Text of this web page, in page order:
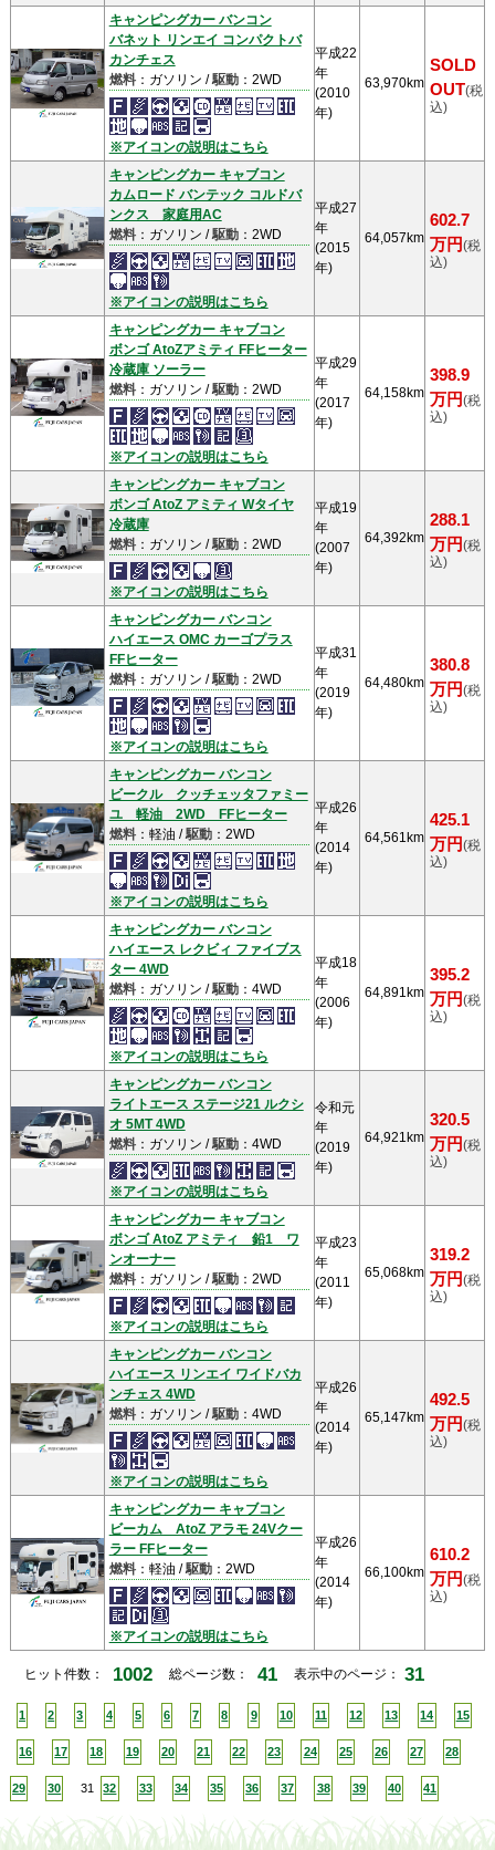
キャンピングカー バンコン
バネット リンエイ コンパクトバ
カンチェス
燃料：ガソリン /駆動：2WD
※アイコンの説明はこちら
平成22
年
(2010
年)
63,970km
SOLD
OUT(税
込)
キャンピングカー キャブコン
カムロード バンテック コルドバ
ンクス 家庭用AC
燃料：ガソリン /駆動：2WD
※アイコンの説明はこちら
平成27
年
(2015
年)
64,057km
602.7
万円(税
込)
キャンピングカー キャブコン
ボンゴ AtoZアミティ FFヒーター
冷蔵庫 ソーラー
燃料：ガソリン /駆動：2WD
※アイコンの説明はこちら
平成29
年
(2017
年)
64,158km
398.9
万円(税
込)
キャンピングカー キャブコン
ボンゴ AtoZ アミティ Wタイヤ
冷蔵庫
燃料：ガソリン /駆動：2WD
※アイコンの説明はこちら
平成19
年
(2007
年)
64,392km
288.1
万円(税
込)
キャンピングカー バンコン
ハイエース OMC カーゴプラス
FFヒーター
燃料：ガソリン /駆動：2WD
※アイコンの説明はこちら
平成31
年
(2019
年)
64,480km
380.8
万円(税
込)
キャンピングカー バンコン
ビークル クッチェッタファミー
ユ 軽油 2WD FFヒーター
燃料：軽油 /駆動：2WD
※アイコンの説明はこちら
平成26
年
(2014
年)
64,561km
425.1
万円(税
込)
キャンピングカー バンコン
ハイエース レクビィ ファイブス
ター 4WD
燃料：ガソリン /駆動：4WD
※アイコンの説明はこちら
平成18
年
(2006
年)
64,891km
395.2
万円(税
込)
キャンピングカー バンコン
ライトエース ステージ21 ルクシ
オ 5MT 4WD
燃料：ガソリン /駆動：4WD
※アイコンの説明はこちら
令和元
年
(2019
年)
64,921km
320.5
万円(税
込)
キャンピングカー キャブコン
ボンゴ AtoZ アミティ 鉛1 ワ
ンオーナー
燃料：ガソリン /駆動：2WD
※アイコンの説明はこちら
平成23
年
(2011
年)
65,068km
319.2
万円(税
込)
キャンピングカー バンコン
ハイエース リンエイ ワイドバカ
ンチェス 4WD
燃料：ガソリン /駆動：4WD
※アイコンの説明はこちら
平成26
年
(2014
年)
65,147km
492.5
万円(税
込)
キャンピングカー キャブコン
ビーカム AtoZ アラモ 24Vクー
ラー FFヒーター
燃料：軽油 /駆動：2WD
※アイコンの説明はこちら
平成26
年
(2014
年)
66,100km
610.2
万円(税
込)
ヒット件数： 1002 総ページ数： 41 表示中のページ： 31
1 2 3 4 5 6 7 8 9 10 11 12 13 14 15
16 17 18 19 20 21 22 23 24 25 26 27 28
29 30 31 32 33 34 35 36 37 38 39 40 41